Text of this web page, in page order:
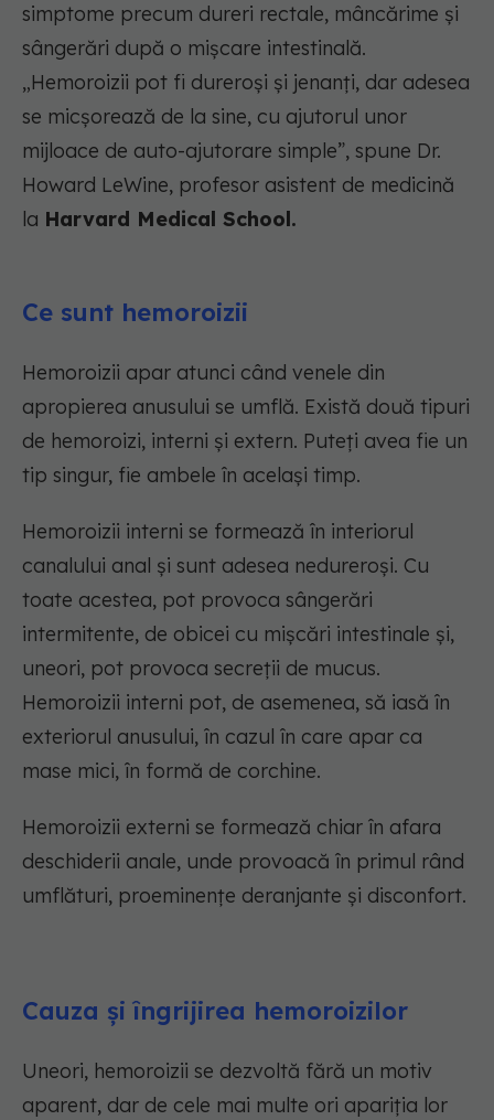
simptome precum dureri rectale, mâncărime și
sângerări după o mișcare intestinală.
„Hemoroizii pot fi dureroși și jenanți, dar adesea
se micșorează de la sine, cu ajutorul unor
mijloace de auto-ajutorare simple”, spune Dr.
Howard LeWine, profesor asistent de medicină
la Harvard Medical School.
Ce sunt hemoroizii
Hemoroizii apar atunci când venele din
apropierea anusului se umflă. Există două tipuri
de hemoroizi, interni și extern. Puteți avea fie un
tip singur, fie ambele în același timp.
Hemoroizii interni se formează în interiorul
canalului anal și sunt adesea nedureroși. Cu
toate acestea, pot provoca sângerări
intermitente, de obicei cu mișcări intestinale și,
uneori, pot provoca secreții de mucus.
Hemoroizii interni pot, de asemenea, să iasă în
exteriorul anusului, în cazul în care apar ca
mase mici, în formă de corchine.
Hemoroizii externi se formează chiar în afara
deschiderii anale, unde provoacă în primul rând
umflături, proeminențe deranjante și disconfort.
Cauza și îngrijirea hemoroizilor
Uneori, hemoroizii se dezvoltă fără un motiv
aparent, dar de cele mai multe ori apariția lor